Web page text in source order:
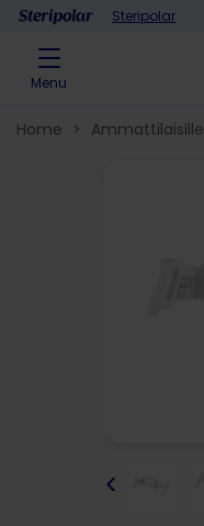
Skip to contentSteripolar
Menu
Home > Ammattilaisille
<